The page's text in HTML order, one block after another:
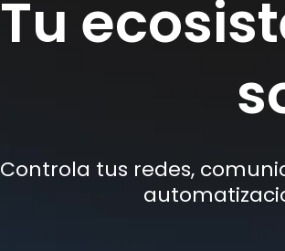
Tu
Controla tus redes,